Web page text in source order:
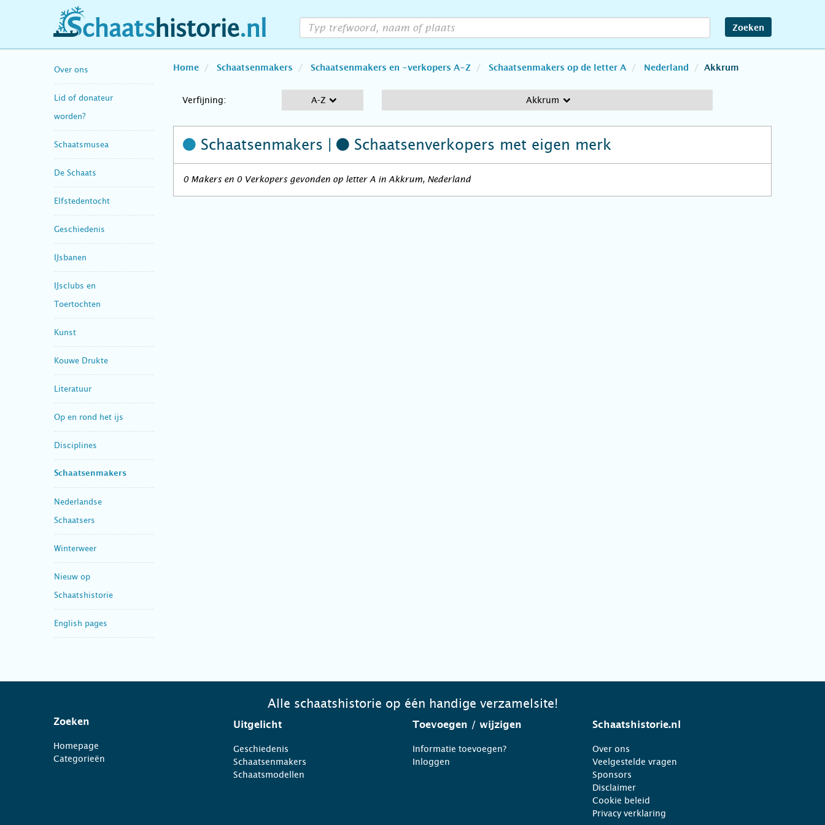
schaatshistorie.nl Zoeken
Over ons
Lid of donateur
worden?
Schaatsmusea
De Schaats
Elfstedentocht
Geschiedenis
IJsbanen
IJsclubs en
Toertochten
Kunst
Kouwe Drukte
Literatuur
Op en rond het ijs
Disciplines
Schaatsenmakers
Nederlandse
Schaatsers
Winterweer
Nieuw op
Schaatshistorie
English pages
Home Schaatsenmakers Schaatsenmakers en -verkopers A-Z Schaatsenmakers op de letter A Nederland Akkrum
Verfijning: A-Z Akkrum
Schaatsenmakers | Schaatsenverkopers met eigen merk
0 Makers en 0 Verkopers gevonden op letter A in Akkrum, Nederland
Alle schaatshistorie op één handige verzamelsite!
Zoeken
Homepage
Categorieën
Uitgelicht
Geschiedenis
Schaatsenmakers
Schaatsmodellen
Toevoegen / wijzigen
Informatie toevoegen?
Inloggen
Schaatshistorie.nl
Over ons
Veelgestelde vragen
Sponsors
Disclaimer
Cookie beleid
Privacy verklaring